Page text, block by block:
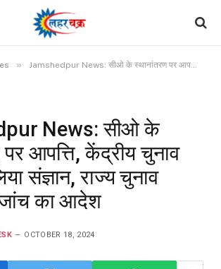
» Jamshedpur News: सीओ के स्थानांतरण पर आपत्ति, केंद्रीय चुनाव आयोग ने लिया संज्ञान, राज्य चुनाव आयोग को जांच का आदेश
News: सीओ के
आपत्ति, केंद्रीय चुनाव
संज्ञान, राज्य चुनाव
का आदेश
OCTOBER 18, 2024